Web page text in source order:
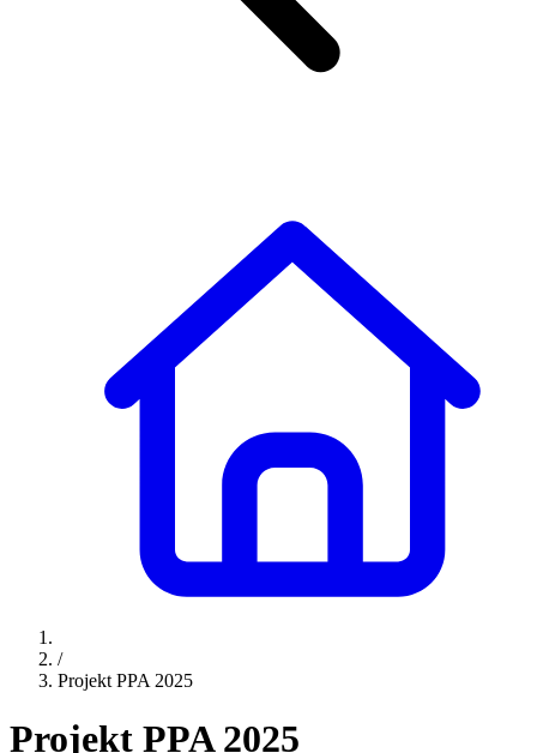
/
Projekt PPA 2025
Projekt PPA 2025